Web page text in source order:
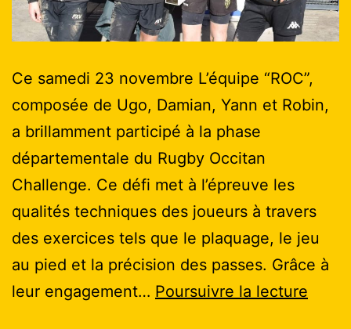
Ce samedi 23 novembre L’équipe “ROC”,
composée de Ugo, Damian, Yann et Robin,
a brillamment participé à la phase
départementale du Rugby Occitan
Challenge. Ce défi met à l’épreuve les
qualités techniques des joueurs à travers
des exercices tels que le plaquage, le jeu
au pied et la précision des passes. Grâce à
leur engagement… Poursuivre la lecture